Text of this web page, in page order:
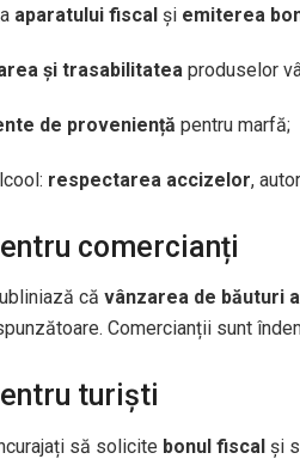
aparatului fiscal și emiterea
și trasabilitatea produselor
de proveniență pentru marfă;
respectarea accizelor,
comercianți
că vânzarea de băuturi
Comercianții sunt
turiști
să solicite bonul fiscal și